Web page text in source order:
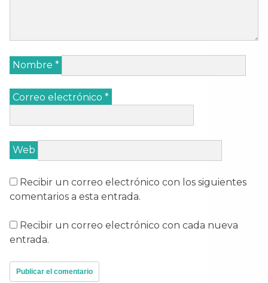
Nombre *
Correo electrónico *
Web
Recibir un correo electrónico con los siguientes
comentarios a esta entrada.
Recibir un correo electrónico con cada nueva
entrada.